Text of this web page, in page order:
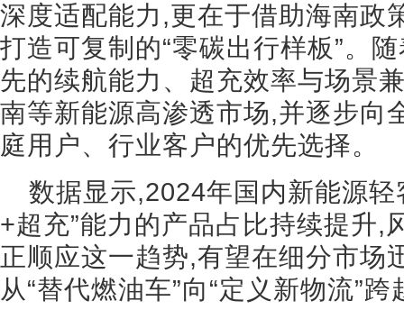
深度适配能力,更在于借助海南政
打造可复制的“零碳出行样板”。
先的续航能力、超充效率与场景
南等新能源高渗透市场,并逐步向
庭用户、行业客户的优先选择。
数据显示,2024年国内新能源
+超充”能力的产品占比持续提升,
正顺应这一趋势,有望在细分市场
从“替代燃油车”向“定义新物流”跨